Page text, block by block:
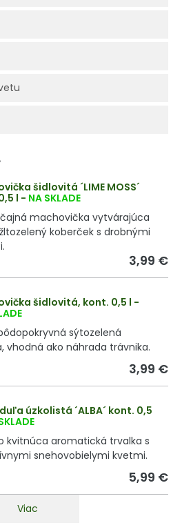
šidlovitá ´LIME MOSS´
l - NA SKLADE
machovička vytvárajúca
koberček s drobnými
3,99 €
šidlovitá, kont. 0,5 l -
sýtozelená
vhodná ako náhrada trávnika.
3,99 €
úzkolistá ´ALBA´ kont. 0,5
kvitnúca aromatická trvalka s
snehovobielymi kvetmi.
5,99 €
Viac